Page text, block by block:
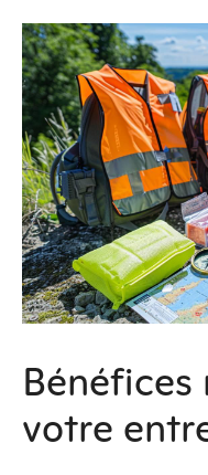
votre